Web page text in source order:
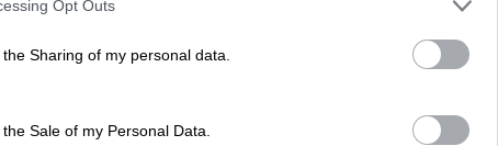
Opt Outs
Sharing of my personal data.
Sale of my Personal Data.